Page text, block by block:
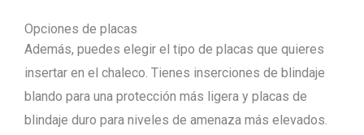
Opciones de placas
Además, puedes elegir el tipo de placas que quieres
insertar en el chaleco. Tienes inserciones de blindaje
blando para una protección más ligera y placas de
blindaje duro para niveles de amenaza más elevados.